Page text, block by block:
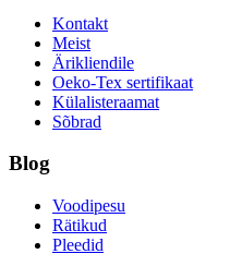
Kontakt
Meist
Ärikliendile
Oeko-Tex sertifikaat
Külalisteraamat
Sõbrad
Blog
Voodipesu
Rätikud
Pleedid